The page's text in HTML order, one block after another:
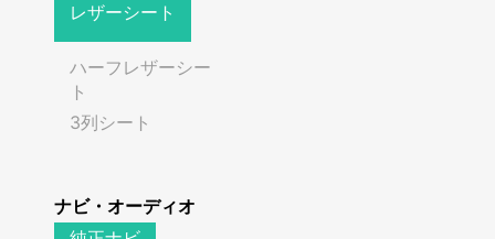
レザーシート
ハーフレザーシー
ト
3列シート
ナビ・オーディオ